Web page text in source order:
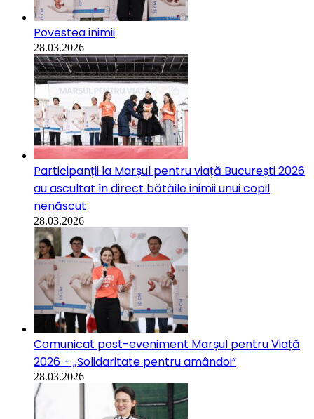
Povestea inimii
28.03.2026
Participanții la Marșul pentru viață București 2026
au ascultat în direct bătăile inimii unui copil
nenăscut
28.03.2026
Comunicat post-eveniment Marșul pentru Viață
2026 – „Solidaritate pentru amândoi”
28.03.2026